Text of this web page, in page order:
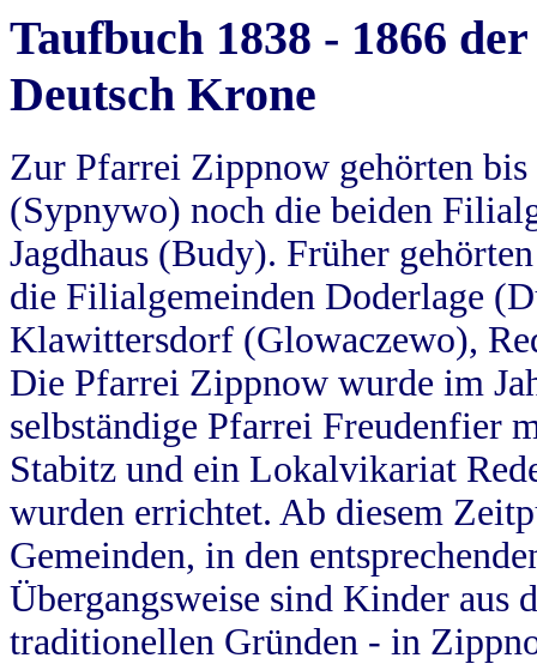
Taufbuch 1838 - 1866
Deutsch Krone
Zur Pfarrei Zippnow gehörten
(Sypnywo) noch die beiden
Jagdhaus (Budy). Früher
die Filialgemeinden Doderlage
Klawittersdorf (Glowaczewo),
Die Pfarrei Zippnow wurde im
selbständige Pfarrei Freudenfier
Stabitz und ein Lokalvikariat
wurden errichtet. Ab diesem
Gemeinden, in den
Übergangsweise sind Kinder aus
traditionellen Gründen - in